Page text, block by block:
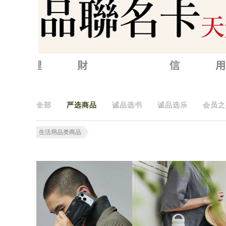
全部 严选商品 诚品选书 诚品选乐 会员
生活用品类商品